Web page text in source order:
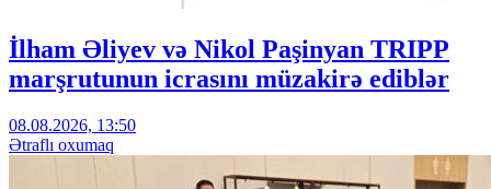
İlham Əliyev və Nikol Paşinyan TRIPP
marşrutunun icrasını müzakirə ediblər
08.08.2026, 13:50
Ətraflı oxumaq